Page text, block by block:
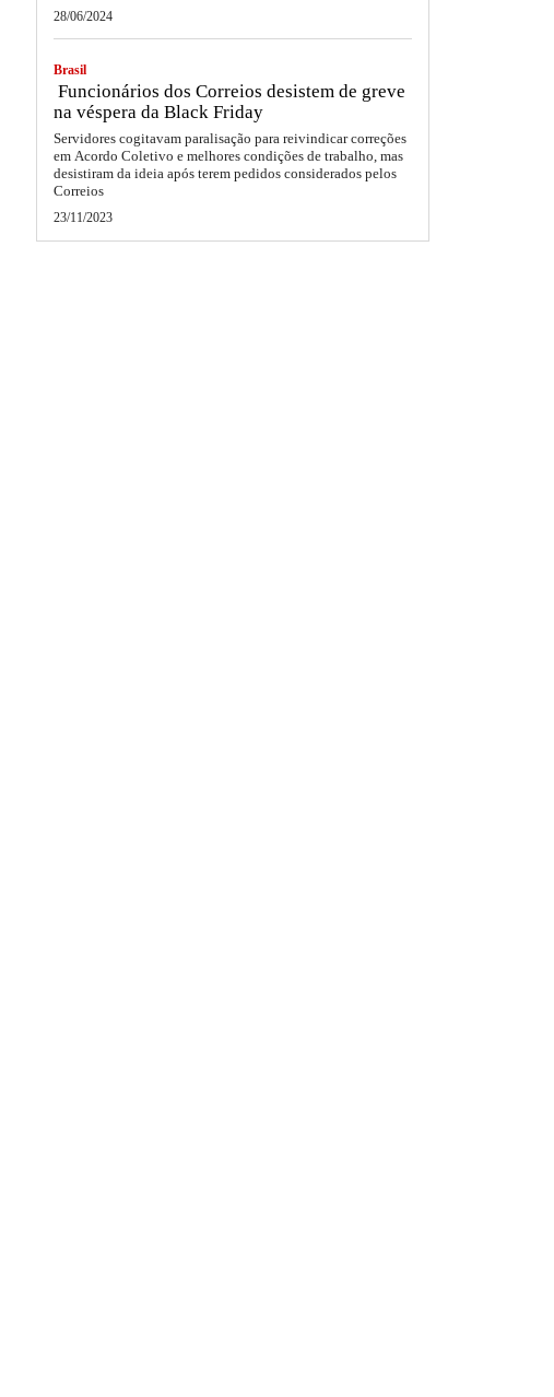
28/06/2024
Brasil
Funcionários dos Correios desistem de greve
na véspera da Black Friday
Servidores cogitavam paralisação para reivindicar correções
em Acordo Coletivo e melhores condições de trabalho, mas
desistiram da ideia após terem pedidos considerados pelos
Correios
23/11/2023